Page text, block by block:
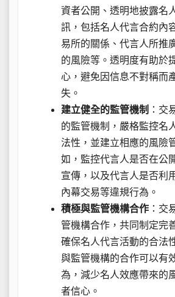
資者公開、透明地披露名
訊，包括名人代言合約內
易所的關係、代言人所推
的風險等。透明度有助於
心，避免因信息不對稱而
失。
建立健全的監管機制 ：交
的監管機制，嚴格監控名
法性，並建立相應的風險
如，監控代言人是否在公
宣傳，以及代言人是否利
內幕交易等違規行為。
積極與監管機構合作 ：交
管機構合作，共同制定完
確保名人代言活動的合法
與監管機構的合作可以有
為，減少名人效應帶來的
者信心。